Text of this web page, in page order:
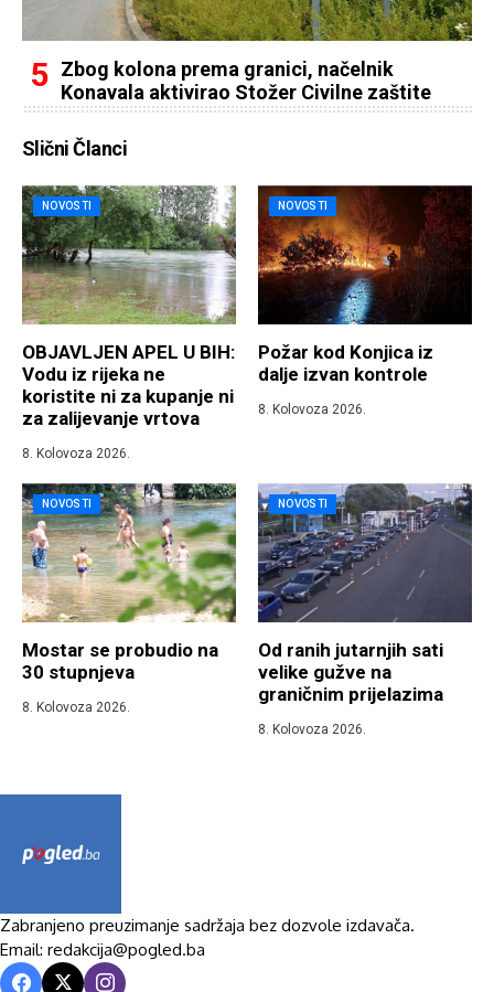
Zbog kolona prema granici, načelnik
Konavala aktivirao Stožer Civilne zaštite
Slični Članci
NOVOSTI
OBJAVLJEN APEL U BIH:
Vodu iz rijeka ne
koristite ni za kupanje ni
za zalijevanje vrtova
8. Kolovoza 2026.
NOVOSTI
Požar kod Konjica iz
dalje izvan kontrole
8. Kolovoza 2026.
NOVOSTI
Mostar se probudio na
30 stupnjeva
8. Kolovoza 2026.
NOVOSTI
Od ranih jutarnjih sati
velike gužve na
graničnim prijelazima
8. Kolovoza 2026.
Zabranjeno preuzimanje sadržaja bez dozvole izdavača.
Email: redakcija@pogled.ba